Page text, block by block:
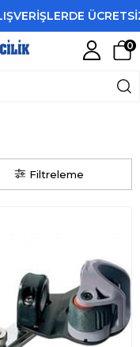
ÜCRETSİZ
0
Filtreleme